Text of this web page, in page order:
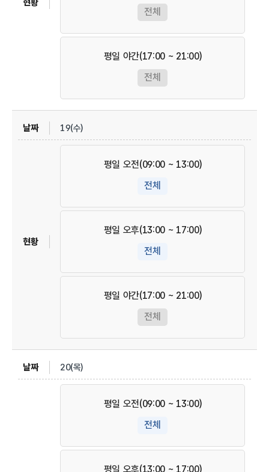
전체
평일 야간(17:00 ~ 21:00)
전체
19(수)
평일 오전(09:00 ~ 13:00)
전체
평일 오후(13:00 ~ 17:00)
전체
평일 야간(17:00 ~ 21:00)
전체
20(목)
평일 오전(09:00 ~ 13:00)
전체
평일 오후(13:00 ~ 17:00)